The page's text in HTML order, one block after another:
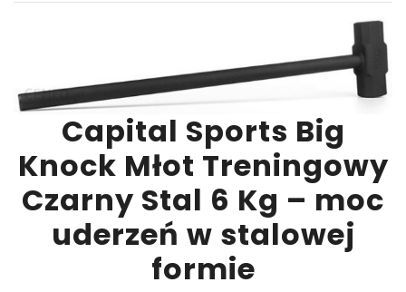
Capital Sports Big
Knock Młot Treningowy
Czarny Stal 6 Kg – moc
uderzeń w stalowej
formie